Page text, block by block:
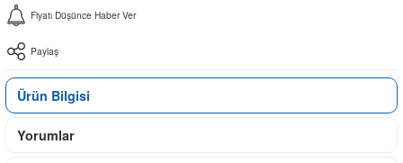
Fiyatı Düşünce Haber Ver
Paylaş
Ürün Bilgisi
Yorumlar